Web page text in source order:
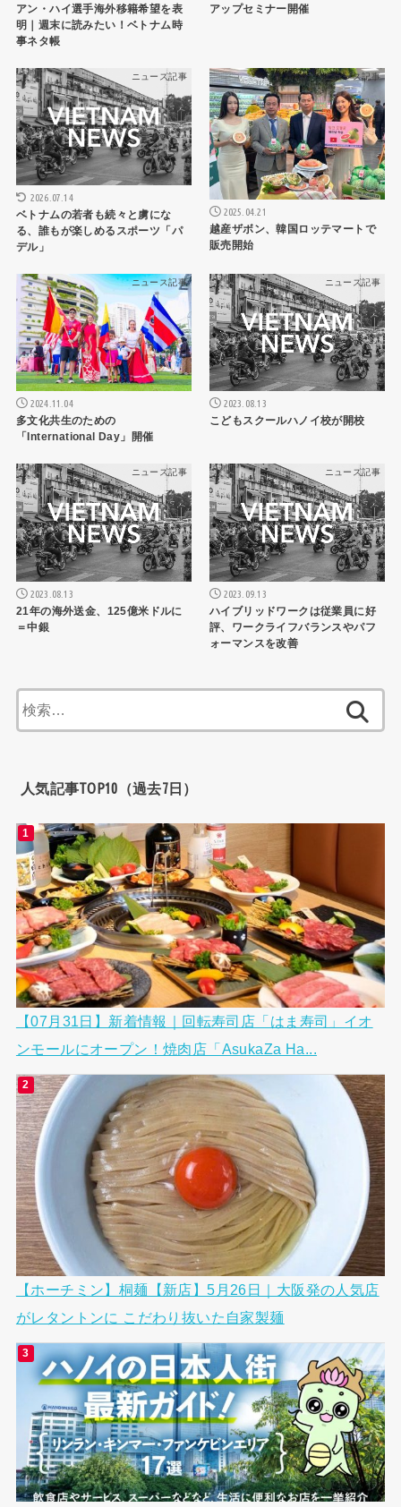
アン・ハイ選手海外移籍希望を表
明｜週末に読みたい！ベトナム時
事ネタ帳
アップセミナー開催
ニュース記事
2026.07.14
ベトナムの若者も続々と虜にな
る、誰もが楽しめるスポーツ「パ
デル」
ニュース記事
2025.04.21
越産ザボン、韓国ロッテマートで
販売開始
ニュース記事
2024.11.04
多文化共生のための
「International Day」開催
ニュース記事
2023.08.13
こどもスクールハノイ校が開校
ニュース記事
2023.08.13
21年の海外送金、125億米ドルに
＝中銀
ニュース記事
2023.09.13
ハイブリッドワークは従業員に好
評、ワークライフバランスやパフ
ォーマンスを改善
索:
人気記事TOP10（過去7日）
【07月31日】新着情報｜回転寿司店「はま寿司」イオ
ンモールにオープン！焼肉店「AsukaZa Ha...
【ホーチミン】桐麺【新店】5月26日｜大阪発の人気店
がレタントンに こだわり抜いた自家製麺